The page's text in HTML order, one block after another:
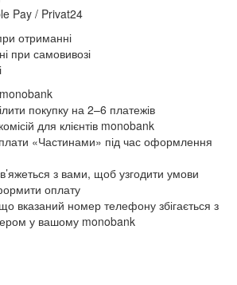
Pay / Privat24
отриманні
при самовивозі
покупку на 2–6 платежів
для клієнтів monobank
«Частинами» під час оформлення
з вами, щоб узгодити умови
оплату
вказаний номер телефону збігається з
у вашому monobank